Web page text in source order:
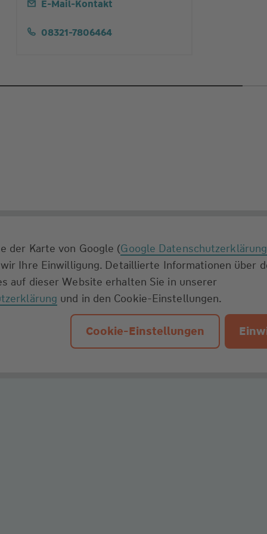
E-Mail-Kontakt
08321-7806464
der Karte von Google (Google Datenschutzerklärung
Ihre Einwilligung. Detaillierte Informationen über
auf dieser Website erhalten Sie in unserer
und in den Cookie-Einstellungen.
Cookie-Einstellungen